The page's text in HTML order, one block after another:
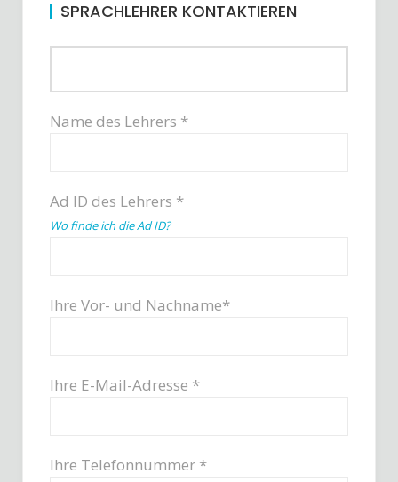
SPRACHLEHRER KONTAKTIEREN
Name des Lehrers *
Ad ID des Lehrers *
Wo finde ich die Ad ID?
Ihre Vor- und Nachname*
Ihre E-Mail-Adresse *
Ihre Telefonnummer *